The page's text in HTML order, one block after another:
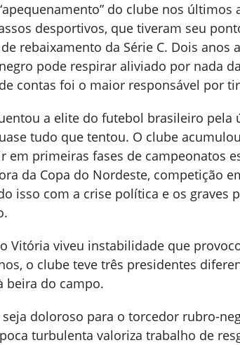
do clube nos últimos
desportivos, que tiveram seu
rebaixamento da Série C. Dois anos
pode respirar aliviado por nada
contas foi o maior responsável por
a elite do futebol brasileiro pela
tudo que tentou. O clube
em primeiras fases de campeonatos
da Copa do Nordeste, competição
isso com a crise política e os graves
Vitória viveu instabilidade que
o clube teve três presidentes
beira do campo.
seja doloroso para o torcedor rubro-
turbulenta valoriza trabalho de